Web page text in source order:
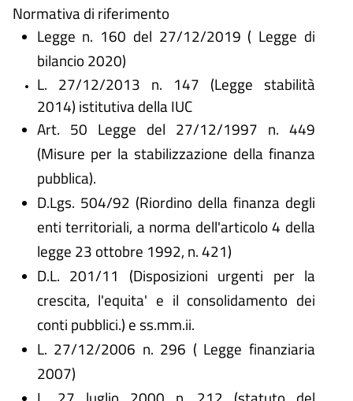
Normativa di riferimento
Legge n. 160 del 27/12/2019 ( Legge di
bilancio 2020)
L. 27/12/2013 n. 147 (Legge stabilità
2014) istitutiva della IUC
Art. 50 Legge del 27/12/1997 n. 449
(Misure per la stabilizzazione della finanza
pubblica).
D.Lgs. 504/92 (Riordino della finanza degli
enti territoriali, a norma dell'articolo 4 della
legge 23 ottobre 1992, n. 421)
D.L. 201/11 (Disposizioni urgenti per la
crescita, l'equita' e il consolidamento dei
conti pubblici.) e ss.mm.ii.
L. 27/12/2006 n. 296 ( Legge finanziaria
2007)